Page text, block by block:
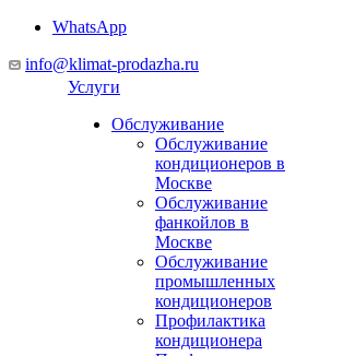
WhatsApp
info@klimat-prodazha.ru
Услуги
Обслуживание
Обслуживание
кондиционеров в
Москве
Обслуживание
фанкойлов в
Москве
Обслуживание
промышленных
кондиционеров
Профилактика
кондиционера